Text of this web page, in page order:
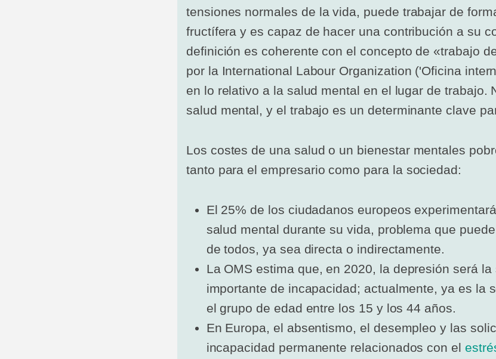
tensiones normales de la vida, puede trabajar de
fructífera y es capaz de hacer una contribución a su
definición es coherente con el concepto de «trabajo
por la International Labour Organization ('Oficina
en lo relativo a la salud mental en el lugar de trabajo.
salud mental, y el trabajo es un determinante clave
Los costes de una salud o un bienestar mentales
tanto para el empresario como para la sociedad:
El 25% de los ciudadanos europeos
salud mental durante su vida, problema que
de todos, ya sea directa o indirectamente.
La OMS estima que, en 2020, la depresión será
importante de incapacidad; actualmente, ya es la
el grupo de edad entre los 15 y los 44 años.
En Europa, el absentismo, el desempleo y las
incapacidad permanente relacionados con el